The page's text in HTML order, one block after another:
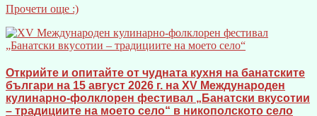
Прочети още :)
Открийте и опитайте от чудната кухня на банатските
българи на 15 август 2026 г. на XV Международен
кулинарно-фолклорен фестивал „Банатски вкусотии
– традициите на моето село“ в никополското село